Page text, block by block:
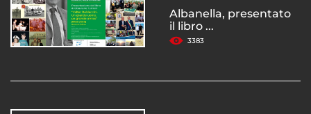
Albanella, presentato
il libro ...
3383